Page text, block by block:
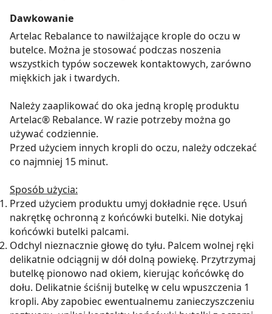
Dawkowanie
Artelac Rebalance to nawilżające krople do oczu w
butelce. Można je stosować podczas noszenia
wszystkich typów soczewek kontaktowych, zarówno
miękkich jak i twardych.
Należy zaaplikować do oka jedną kroplę produktu
Artelac® Rebalance. W razie potrzeby można go
używać codziennie.
Przed użyciem innych kropli do oczu, należy odczekać
co najmniej 15 minut.
Sposób użycia:
Przed użyciem produktu umyj dokładnie ręce. Usuń
nakrętkę ochronną z końcówki butelki. Nie dotykaj
końcówki butelki palcami.
Odchyl nieznacznie głowę do tyłu. Palcem wolnej ręki
delikatnie odciągnij w dół dolną powiekę. Przytrzymaj
butelkę pionowo nad okiem, kierując końcówkę do
dołu. Delikatnie ściśnij butelkę w celu wpuszczenia 1
kropli. Aby zapobiec ewentualnemu zanieczyszczeniu